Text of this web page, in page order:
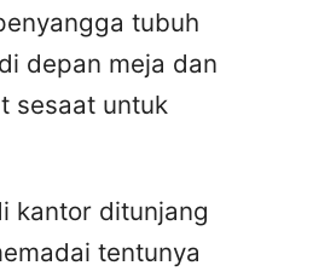
tubuh
depan meja dan
sesaat untuk
kantor ditunjang
tentunya